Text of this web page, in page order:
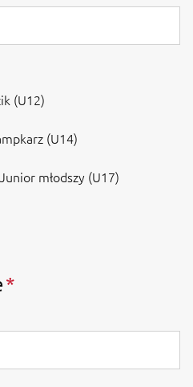
(U12)
(U14)
Junior młodszy (U17)